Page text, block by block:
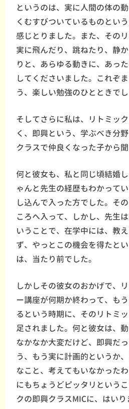
というのは、実に人間の体の
くむすびついているものとい
感じとりました。また、その
実に飛んだり、跳ねたり、静
りと、あらゆる動きに、あっ
してくださいました。これぞ
う、楽しい勉強のひとときでし
そしてさらに私は、リトミッ
く、即興という、学ぶべき分
クラスで仲良くなった子から聞
何と彼女も、私と同じ頃結婚
ゃんと先生の経歴もわかって
し込んで入った方でした。そ
ころへ入って、しかし、先生
いうことで、在学中には、教
ず、やっとこの機会を得たと
は、当たり前でした。
しかしその彼女のおかげで、
ー講座が何期か終わって、も
るという時期に、そのリトミ
足されました。何と彼女は、
なかなか大変だけど、即興だ
う、もう実に計画的というか
なこと、考えてもいなかった
にもちょうどピッタリという
クの即興クラスMICに、はいり